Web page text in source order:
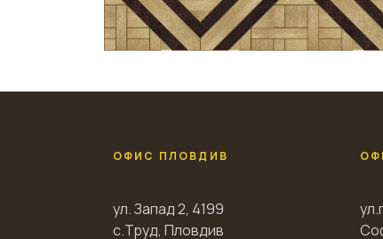
ОФИС ПЛОВДИВ
ул. Запад 2, 4199
с.Труд, Пловдив